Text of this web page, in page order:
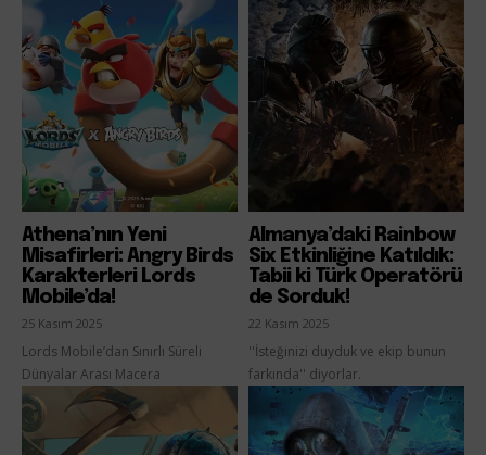
Athena’nın Yeni
Misafirleri: Angry Birds
Karakterleri Lords
Mobile’da!
25 Kasım 2025
Lords Mobile’dan Sınırlı Süreli
Dünyalar Arası Macera
Almanya’daki Rainbow
Six Etkinliğine Katıldık:
Tabii ki Türk Operatörü
de Sorduk!
22 Kasım 2025
''İsteğinizi duyduk ve ekip bunun
farkında'' diyorlar.